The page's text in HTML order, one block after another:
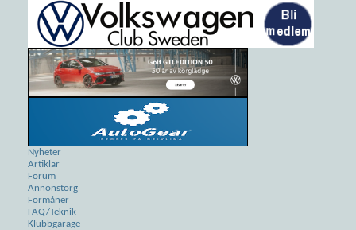
Nyheter
Artiklar
Forum
Annonstorg
Förmåner
FAQ/Teknik
Klubbgarage